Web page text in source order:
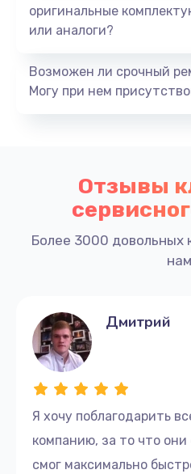
оригинальные
или аналоги?
Возможен ли срочный
Могу при нем
Отзывы
Более 3000 довольных
Я хочу поблагодарить
компанию, за то что
смог максимально
Дмитрий